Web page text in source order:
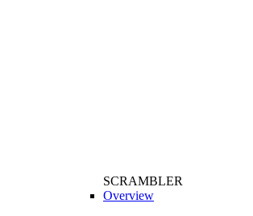
SCRAMBLER
Overview